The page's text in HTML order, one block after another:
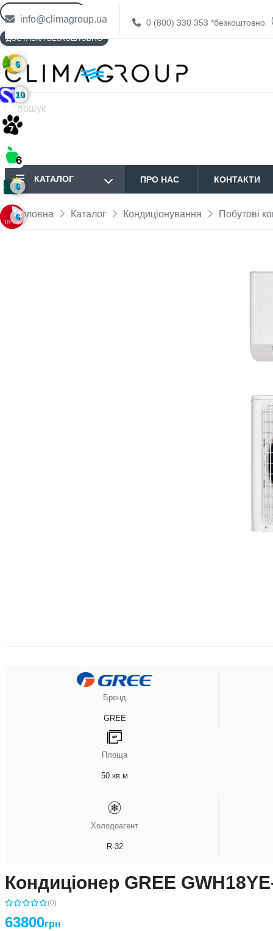
info@climagroup.ua 0 (800) 330 353 *безкоштовно
КАТАЛОГ ПРО НАС КОНТАКТИ
Головна Каталог Кондиціонування Побутові
ДОСТАВКА БЕЗКОШТОВНО
6
10
6
6
Бренд
GREE
Площа
50 кв.м
Холодоагент
R-32
Кондиціонер GREE
(0)
63800грн